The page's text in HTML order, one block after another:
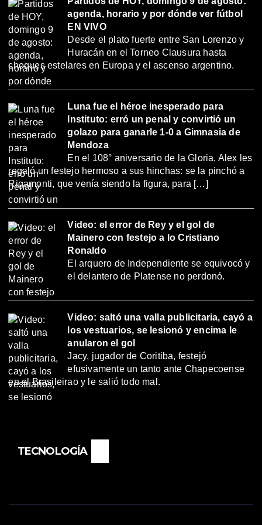
agenda, horario y por dónde ver fútbol
EN VIVO
Desde el plato fuerte entre San Lorenzo y
Huracán en el Torneo Clausura hasta
choques estelares en Europa y el ascenso argentino.
Luna fue el héroe inesperado para
Instituto: erró un penal y convirtió un
golazo para ganarle 1-0 a Gimnasia de
Mendoza
En el 108° aniversario de la Gloria, Alex les
regaló un festejo hermoso a sus hinchas: se la pinchó a
Rigamonti, que venía siendo la figura, para […]
Video: el error de Rey y el gol de
Mainero con festejo a lo Cristiano
Ronaldo
El arquero de Independiente se equivocó y
el delantero de Platense no perdonó.
Video: saltó una valla publicitaria, cayó a
los vestuarios, se lesionó y encima le
anularon el gol
Jacy, jugador de Coritiba, festejó
efusivamente un tanto ante Chapecoense
en el Brasileirao y le salió todo mal.
TECNOLOGÍA